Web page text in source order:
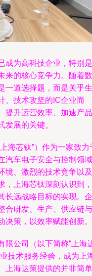
成为高科技企业，特别是
来的核心竞争力。随着数
一道选择题，而是关乎生
、技术攻坚的IC企业而
提升运营效率、加速产品
展的关键。
海芯钛”）作为一家致力
汽车电子安全与控制领域
境、激烈的技术竞争以及
，上海芯钛深刻认识到，
长远战略目标的实现。企
合研发、生产、供应链与
决策，以效率赋能创新。
限公司（以下简称“上海
技术服务经验，成为上
上海达策提供的并非简单